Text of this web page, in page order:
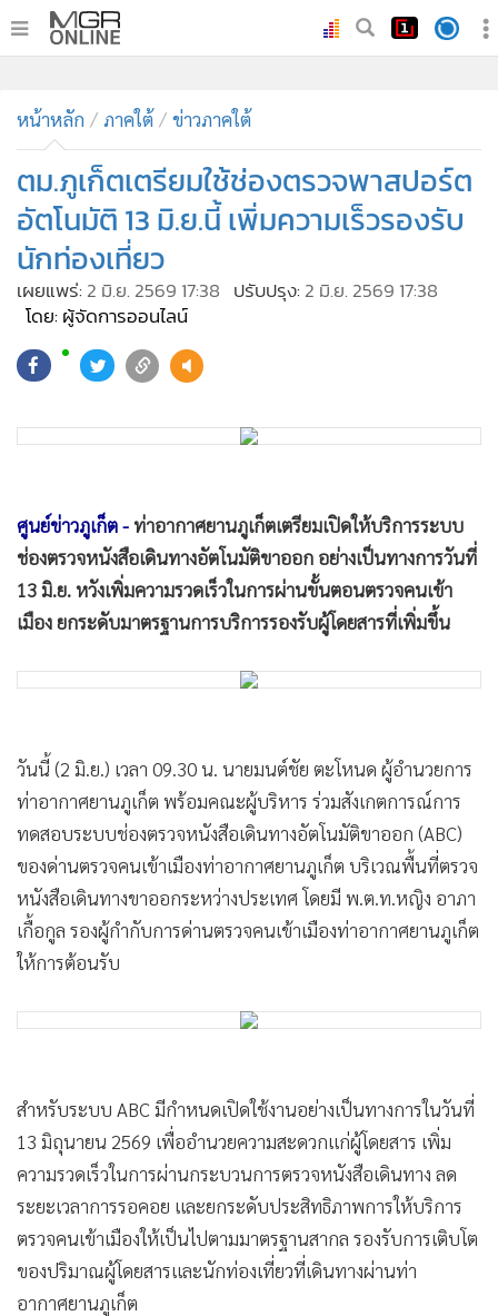
• ทันเหตุการณ์
• ภาคใต้
• ภูมิภาค
• Online Section
• บันเทิง
• ผู้จัดการรายวัน
คอลัมนิสต์
• ละคร
• Cyber BIZ
• Green Innovation & SD
• Management & HR
• MGR Live
• Infographic
• การเมือง
• ต่างประเทศ
• Special Scoop
• เศรษฐกิจ-ธุรกิจ
• จีน
• ชุมชน-คุณภาพชีวิต
• อาชญากรรม
• เกม
• หุ้น
• อินโดจีน
• กองทุนรวม
Celeb Online
Factcheck
หน้าหลัก ภาคใต้ ข่าวภาคใต้
ตม.ภูเก็ตเตรียมใช้ช่องตรวจพาสปอร์ต
อัตโนมัติ 13 มิ.ย.นี้ เพิ่มความเร็วรองรับ
นักท่องเที่ยว
เผยแพร่: 2 มิ.ย. 2569 17:38 ปรับปรุง: 2 มิ.ย. 2569 17:38
โดย: ผู้จัดการออนไลน์
ศูนย์ข่าวภูเก็ต - ท่าอากาศยานภูเก็ตเตรียมเปิดให้บริการระบบ
ช่องตรวจหนังสือเดินทางอัตโนมัติขาออก อย่างเป็นทางการวันที่
13 มิ.ย. หวังเพิ่มความรวดเร็วในการผ่านขั้นตอนตรวจคนเข้า
เมือง ยกระดับมาตรฐานการบริการรองรับผู้โดยสารที่เพิ่มขึ้น
วันนี้ (2 มิ.ย.) เวลา 09.30 น. นายมนต์ชัย ตะโหนด ผู้อำนวยการ
ท่าอากาศยานภูเก็ต พร้อมคณะผู้บริหาร ร่วมสังเกตการณ์การ
ทดสอบระบบช่องตรวจหนังสือเดินทางอัตโนมัติขาออก (ABC)
ของด่านตรวจคนเข้าเมืองท่าอากาศยานภูเก็ต บริเวณพื้นที่ตรวจ
หนังสือเดินทางขาออกระหว่างประเทศ โดยมี พ.ต.ท.หญิง อาภา
เกื้อกูล รองผู้กำกับการด่านตรวจคนเข้าเมืองท่าอากาศยานภูเก็ต
ให้การต้อนรับ
สำหรับระบบ ABC มีกำหนดเปิดใช้งานอย่างเป็นทางการในวันที่
13 มิถุนายน 2569 เพื่ออำนวยความสะดวกแก่ผู้โดยสาร เพิ่ม
ความรวดเร็วในการผ่านกระบวนการตรวจหนังสือเดินทาง ลด
ระยะเวลาการรอคอย และยกระดับประสิทธิภาพการให้บริการ
ตรวจคนเข้าเมืองให้เป็นไปตามมาตรฐานสากล รองรับการเติบโต
ของปริมาณผู้โดยสารและนักท่องเที่ยวที่เดินทางผ่านท่า
อากาศยานภูเก็ต